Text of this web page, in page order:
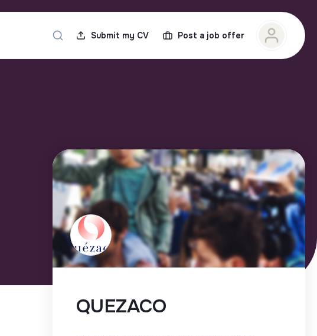
Submit my CV Post a job offer
QUEZACO